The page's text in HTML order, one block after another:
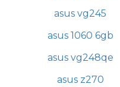
asus vg245
asus 1060 6gb
asus vg248qe
asus z270